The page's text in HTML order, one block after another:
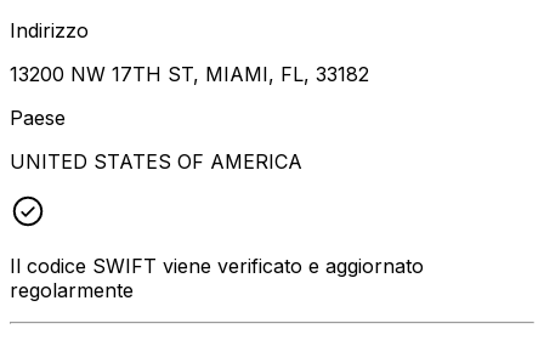
Indirizzo
13200 NW 17TH ST, MIAMI, FL, 33182
Paese
UNITED STATES OF AMERICA
Il codice SWIFT viene verificato e aggiornato
regolarmente